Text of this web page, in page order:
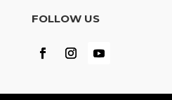
FOLLOW US